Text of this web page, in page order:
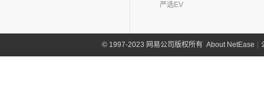
严选EV
©1997-2023 网易公司版权所有 About NetEase